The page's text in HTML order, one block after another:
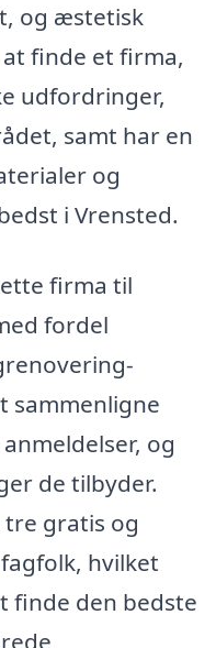
og æstetisk
finde et firma,
udfordringer,
samt har en
og
i Vrensted.
firma til
fordel
sammenligne
og
de tilbyder.
tre gratis og
hvilket
finde den bedste